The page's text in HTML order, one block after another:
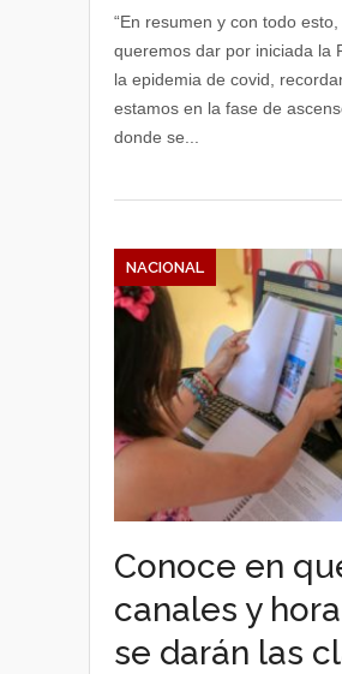
“En resumen y con todo
queremos dar por iniciada la
la epidemia de covid,
estamos en la fase de
donde se...
NACIONAL
Conoce en
canales y
se darán las